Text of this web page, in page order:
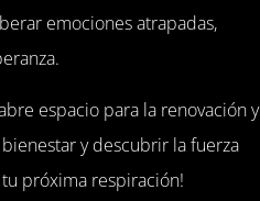
emociones atrapadas,
espacio para la renovación y
y descubrir la fuerza
próxima respiración!